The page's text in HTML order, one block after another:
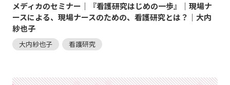
メディカのセミナー｜『看護研究はじめの一歩』｜現場ナ
ースによる、現場ナースのための、看護研究とは？｜大内
紗也子
大内紗也子 看護研究